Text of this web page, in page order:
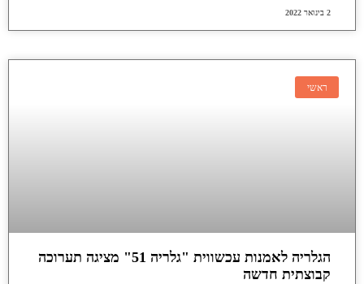
2 בינואר 2022
ראשי
הגלריה לאמנות עכשווית "גלריה 51" מציגה תערוכה
קבוצתית חדשה